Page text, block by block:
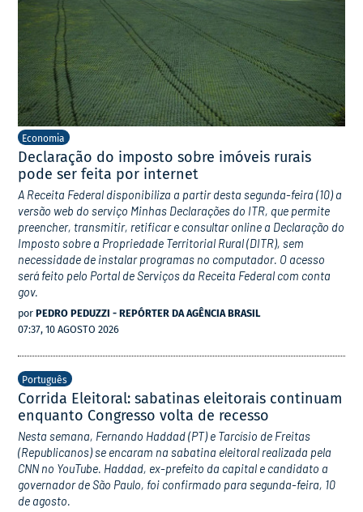
Economia
Declaração do imposto sobre imóveis rurais
pode ser feita por internet
A Receita Federal disponibiliza a partir desta segunda-feira (10) a
versão web do serviço Minhas Declarações do ITR, que permite
preencher, transmitir, retificar e consultar online a Declaração do
Imposto sobre a Propriedade Territorial Rural (DITR), sem
necessidade de instalar programas no computador. O acesso
será feito pelo Portal de Serviços da Receita Federal com conta
gov.
por PEDRO PEDUZZI - REPÓRTER DA AGÊNCIA BRASIL
07:37, 10 AGOSTO 2026
Português
Corrida Eleitoral: sabatinas eleitorais continuam
enquanto Congresso volta de recesso
Nesta semana, Fernando Haddad (PT) e Tarcísio de Freitas
(Republicanos) se encaram na sabatina eleitoral realizada pela
CNN no YouTube. Haddad, ex-prefeito da capital e candidato a
governador de São Paulo, foi confirmado para segunda-feira, 10
de agosto.